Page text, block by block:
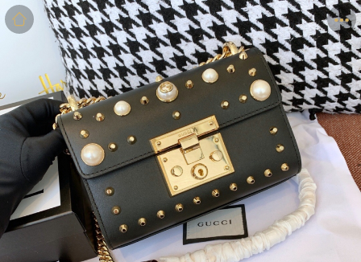
商品 详情 评价